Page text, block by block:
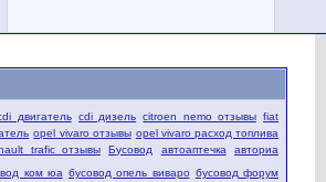
двигатель cdi дизель citroen nemo отзывы fiat
opel vivaro отзывы opel vivaro расход топлива
trafic отзывы Бусовод автоаптечка авториа
ком юа бусовод опель виваро бусовод форум